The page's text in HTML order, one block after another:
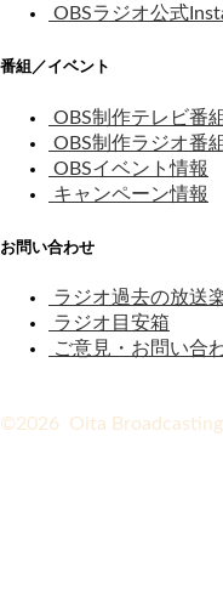
OBSラジオ公式
番組／イベント
OBS制作テレビ番
OBS制作ラジオ番
OBSイベント情報
キャンペーン情報
お問い合わせ
ラジオ過去の放送
ラジオ目安箱
ご意見・お問い合
©2026 Oita Broadcasting